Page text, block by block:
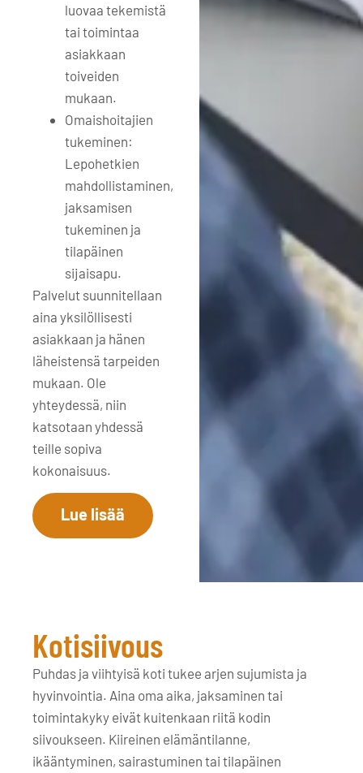
luovaa tekemistä
tai toimintaa
asiakkaan
toiveiden
mukaan.
Omaishoitajien
tukeminen:
Lepohetkien
mahdollistaminen,
jaksamisen
tukeminen ja
tilapäinen
sijaisapu.
Palvelut suunnitellaan
aina yksilöllisesti
asiakkaan ja hänen
läheistensä tarpeiden
mukaan. Ole
yhteydessä, niin
katsotaan yhdessä
teille sopiva
kokonaisuus.
Lue lisää
Kotisiivous
Puhdas ja viihtyisä koti tukee arjen sujumista ja
hyvinvointia. Aina oma aika, jaksaminen tai
toimintakyky eivät kuitenkaan riitä kodin
siivoukseen. Kiireinen elämäntilanne,
ikääntyminen, sairastuminen tai tilapäinen